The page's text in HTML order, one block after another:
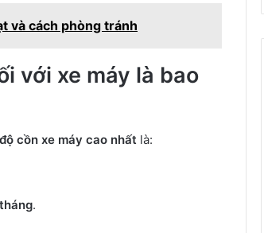
và cách phòng tránh
với xe máy là bao
cồn xe máy cao nhất là:
.